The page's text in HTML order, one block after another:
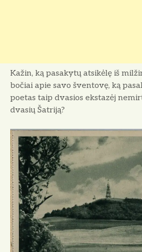
Kažin, ką pasakytų atsikėlę iš
bočiai apie savo šventovę, ką
poetas taip dva­sios ekstazėj
dvasių Šatriją?